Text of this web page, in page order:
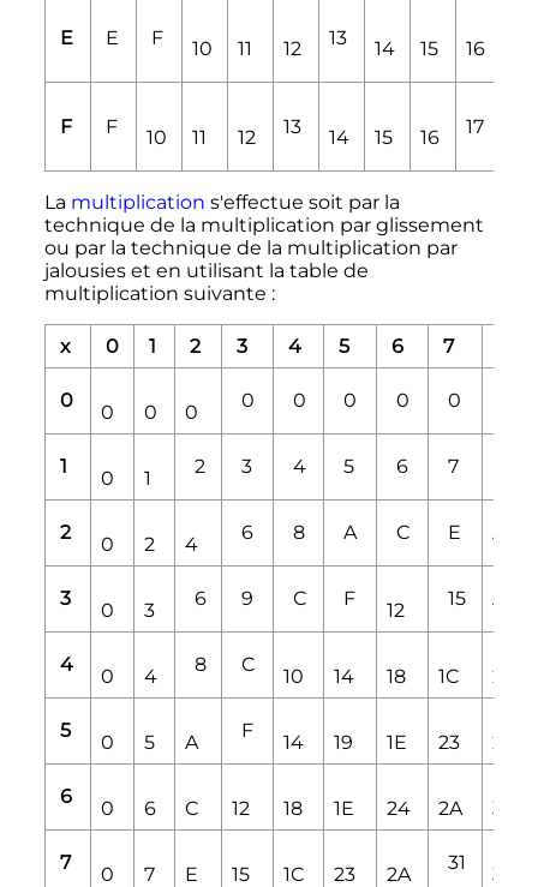
E E F 10 11 12 13 14 15 16
F F 10 11 12 13 14 15 16 17
La multiplication s'effectue soit par la
technique de la multiplication par glissement
ou par la technique de la multiplication par
jalousies et en utilisant la table de
multiplication suivante :
x 0 1 2 3 4 5 6 7
0
0 0 0
0 0 0 0 0
1
0 1
2 3 4 5 6 7
2
0 2 4
6 8 A C E
10
3
0 3
6 9 C F
12
15
18
4
0 4
8 C
10 14 18 1C 20
5
0 5 A
F
14 19 1E 23 28
6
0 6 C 12 18 1E 24 2A 30
7
0 7 E 15 1C 23 2A
31
38